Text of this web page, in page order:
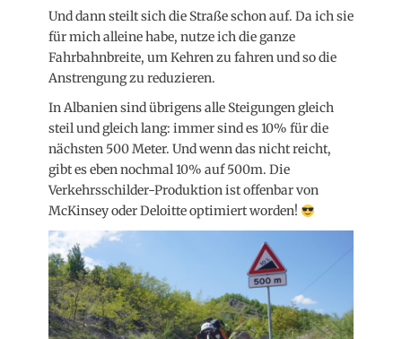
Und dann steilt sich die Straße schon auf. Da ich sie
für mich alleine habe, nutze ich die ganze
Fahrbahnbreite, um Kehren zu fahren und so die
Anstrengung zu reduzieren.
In Albanien sind übrigens alle Steigungen gleich
steil und gleich lang: immer sind es 10% für die
nächsten 500 Meter. Und wenn das nicht reicht,
gibt es eben nochmal 10% auf 500m. Die
Verkehrsschilder-Produktion ist offenbar von
McKinsey oder Deloitte optimiert worden!